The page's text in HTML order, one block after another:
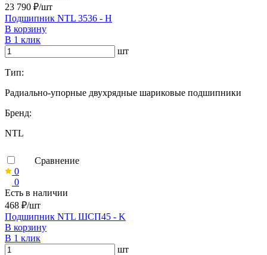
23 790 ₽/шт
Подшипник NTL 3536 - H
В корзину
В 1 клик
шт
Тип:
Радиально-упорные двухрядные шариковые подшипники
Бренд:
NTL
Сравнение
0
0
Есть в наличии
468 ₽/шт
Подшипник NTL ШСП45 - K
В корзину
В 1 клик
шт